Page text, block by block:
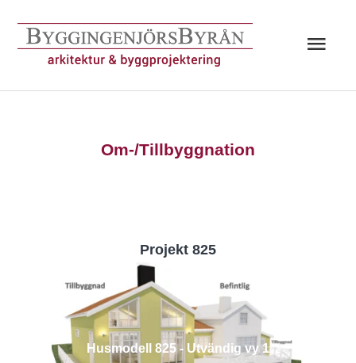
innehåll
Om-/Tillbyggnation
Projekt 825
Husmodell 825 - Utvändig vy 1